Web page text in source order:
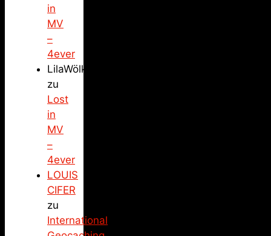
in
MV
–
4ever
LilaWölkchen
zu
Lost
in
MV
–
4ever
LOUIS
CIFER
zu
International